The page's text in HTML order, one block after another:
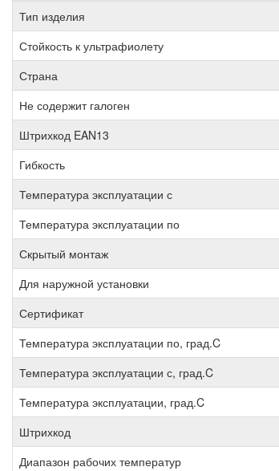
Тип изделия
Стойкость к ультрафиолету
Страна
Не содержит галоген
Штрихкод EAN13
Гибкость
Температура эксплуатации с
Температура эксплуатации по
Скрытый монтаж
Для наружной установки
Сертификат
Температура эксплуатации по, град.C
Температура эксплуатации с, град.C
Температура эксплуатации, град.C
Штрихкод
Диапазон рабочих температур